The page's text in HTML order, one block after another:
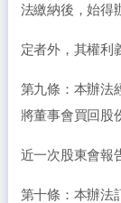
法繳納後，始得
定者外，其權利
第九條：本辦法
將董事會買回股
近一次股東會報
第十條：本辦法